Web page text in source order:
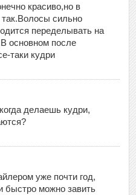
красиво,но в
так.Волосы сильно
переделывать на
основном после
таки кудри
делаешь кудри,
уже почти год,
быстро можно завить